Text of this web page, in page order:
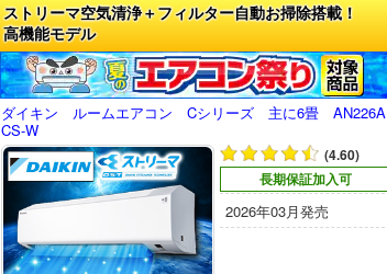
ストリーマ空気清浄＋フィルター自動お掃除搭載！
高機能モデル
ダイキン ルームエアコン Cシリーズ 主に6畳 AN226A
CS-W
(4.60)
長期保証加入可
2026年03月発売